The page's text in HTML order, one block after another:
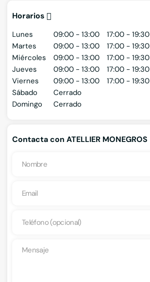
Horarios
Lunes 09:00 - 13:00
17:00 - 19:30
Martes
09:00 - 13:00
17:00 - 19:30
Miércoles
09:00 - 13:00
17:00 - 19:30
Jueves
09:00 - 13:00
17:00 - 19:30
Viernes
09:00 - 13:00
17:00 - 19:30
Sábado
Cerrado
Domingo
Cerrado
Contacta con ATELLIER MONEGROS